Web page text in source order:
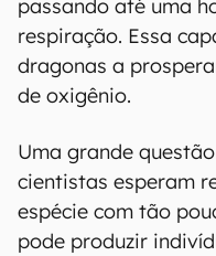
passando até uma
respiração. Essa
dragonas a
de oxigênio.
Uma grande
cientistas esperam
espécie com tão
pode produzir